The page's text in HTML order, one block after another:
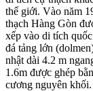
thế giới. Vào năm
thạch Hàng Gòn
xếp vào di tích
đá tảng lớn
nhật dài 4.2 m
1.6m được ghép
cương nguyên